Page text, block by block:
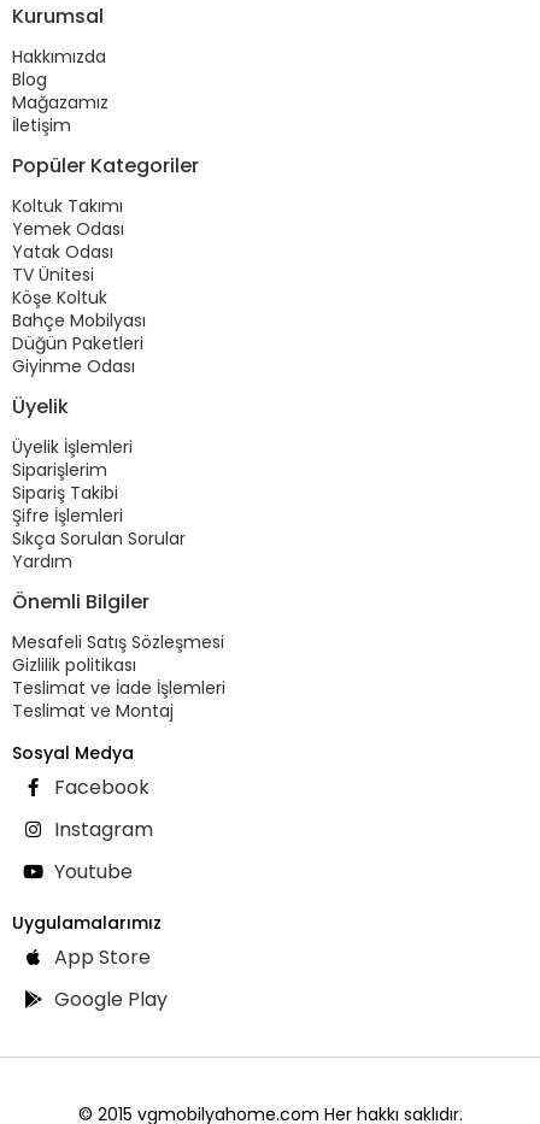
Kurumsal
Hakkımızda
Blog
Mağazamız
İletişim
Popüler Kategoriler
Koltuk Takımı
Yemek Odası
Yatak Odası
TV Ünitesi
Köşe Koltuk
Bahçe Mobilyası
Düğün Paketleri
Giyinme Odası
Üyelik
Üyelik İşlemleri
Siparişlerim
Sipariş Takibi
Şifre İşlemleri
Sıkça Sorulan Sorular
Yardım
Önemli Bilgiler
Mesafeli Satış Sözleşmesi
Gizlilik politikası
Teslimat ve İade İşlemleri
Teslimat ve Montaj
Sosyal Medya
Facebook
Instagram
Youtube
Uygulamalarımız
App Store
Google Play
© 2015 vgmobilyahome.com Her hakkı saklıdır.